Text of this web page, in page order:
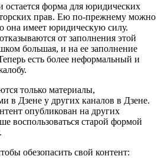
форма для юридических
прав. Ею по-прежнему можно
она имеет юридическую силу.
от заполнения этой
большая, и на ее заполнение
есть более неформальный и
только материалы,
в Дзене у других каналов в Дзене.
опубликован на других
воспользоваться старой формой
обезопасить свой контент: